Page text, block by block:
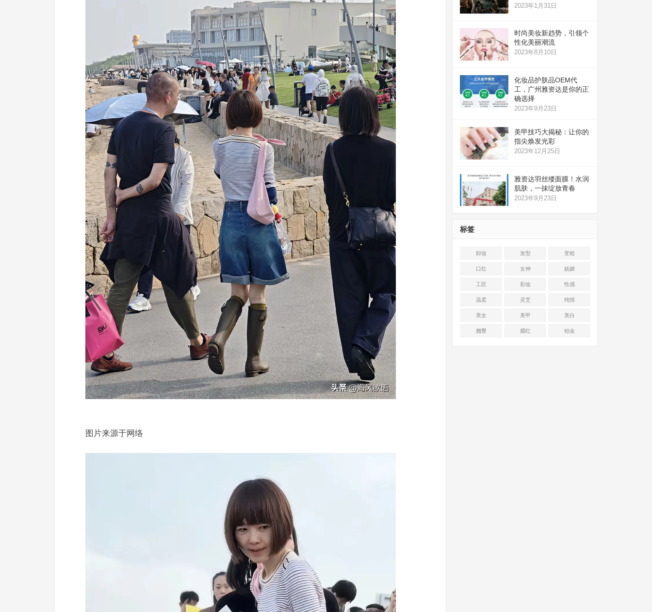
图片来源于网络
2023年1月31日
时尚美妆新趋势，引领个
性化美丽潮流
2023年8月10日
化妆品护肤品OEM代
工，广州雅资达是你的正
确选择
2023年9月23日
美甲技巧大揭秘：让你的
指尖焕发光彩
2023年12月25日
雅资达羽丝缕面膜！水润
肌肤，一抹绽放青春
2023年9月23日
标签
卸妆 发型 变粗
口红 女神 妩媚
工匠 彩妆 性感
温柔 灵芝 纯情
美女 美甲 美白
翘臀 腮红 铂金